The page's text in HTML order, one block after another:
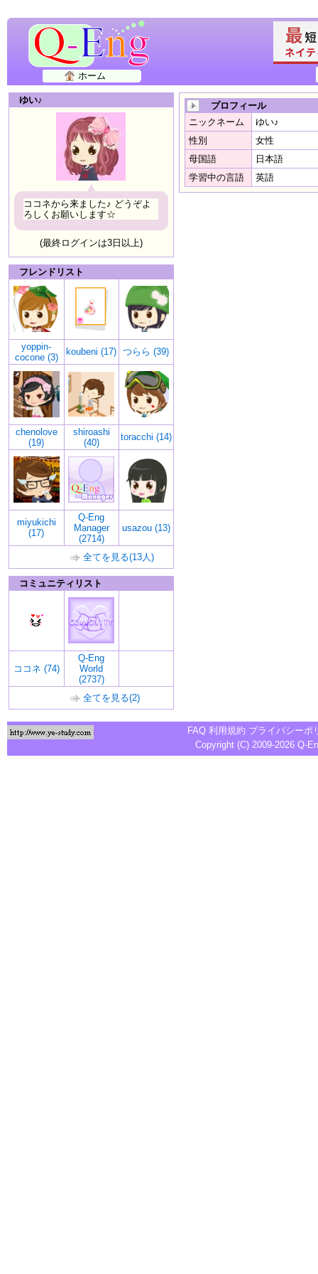
ホーム
ゆい♪
ココネから来ました♪ どうぞよ
ろしくお願いします☆
(最終ログインは3日以上)
フレンドリスト
yoppin-
cocone (3)
koubeni (17) つらら (39)
chenolove
(19)
shiroashi
(40)
toracchi (14)
miyukichi
(17)
Q-Eng
Manager
(2714)
usazou (13)
全てを見る(13人)
コミュニティリスト
ココネ (74)
Q-Eng
World
(2737)
全てを見る(2)
プロフィール
ニックネーム
ゆい♪
性別
女性
母国語
日本語
学習中の言語
英語
FAQ 利用規約 プライバシーポ
Copyright (C) 2009-2026 Q-